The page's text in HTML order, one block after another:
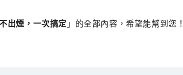
出煙，一次搞定 」的全部內容，希望能幫到您